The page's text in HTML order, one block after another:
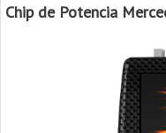
Chip de Potencia